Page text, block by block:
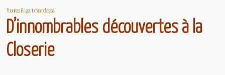
Thomas Bilger InNon classé
D’innombrables découvertes à la
Closerie